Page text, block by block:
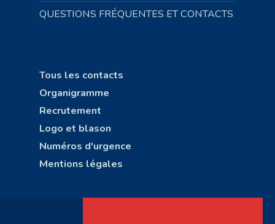
QUESTIONS FRÉQUENTES ET CONTACTS
Tous les contacts
Organigramme
Recrutement
Logo et blason
Numéros d'urgence
Mentions légales